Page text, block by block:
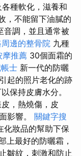
種軟化，滋養和
，不能留下油膩的
音調，並且通常被
邊的整骨院 九種
摩推薦 30個面霜的
士 新一代的防曬
起的照片老化的跡
保持皮膚水分。
，熱燒傷，皮
影響。 關鍵字搜
化妝品的幫助下保
上最好的防曬霜，
皺紋，刺激和防止